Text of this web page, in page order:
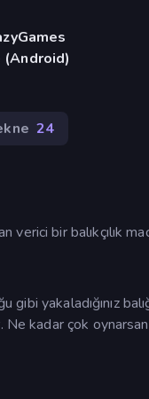
(Android)
24
bir balıkçılık
yakaladığınız
kadar çok